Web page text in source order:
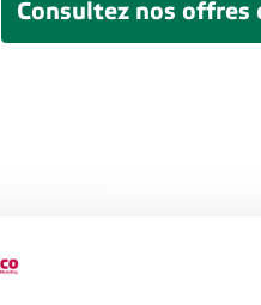
Consultez nos offres